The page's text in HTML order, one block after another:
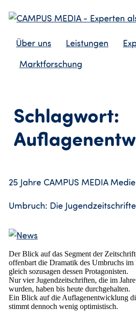
Über uns Leistungen
Marktforschung
Schlagwort:
25 Jahre CAMPUS MEDIA
Umbruch: Die
Der Blick auf das Segment der
offenbart die Dramatik des Umbruchs im
gleich sozusagen dessen Protagonisten.
Nur vier Jugendzeitschriften, die im
wurden, haben bis heute durchgehalten.
Ein Blick auf die Auflagenentwicklung
stimmt dennoch wenig optimistisch.